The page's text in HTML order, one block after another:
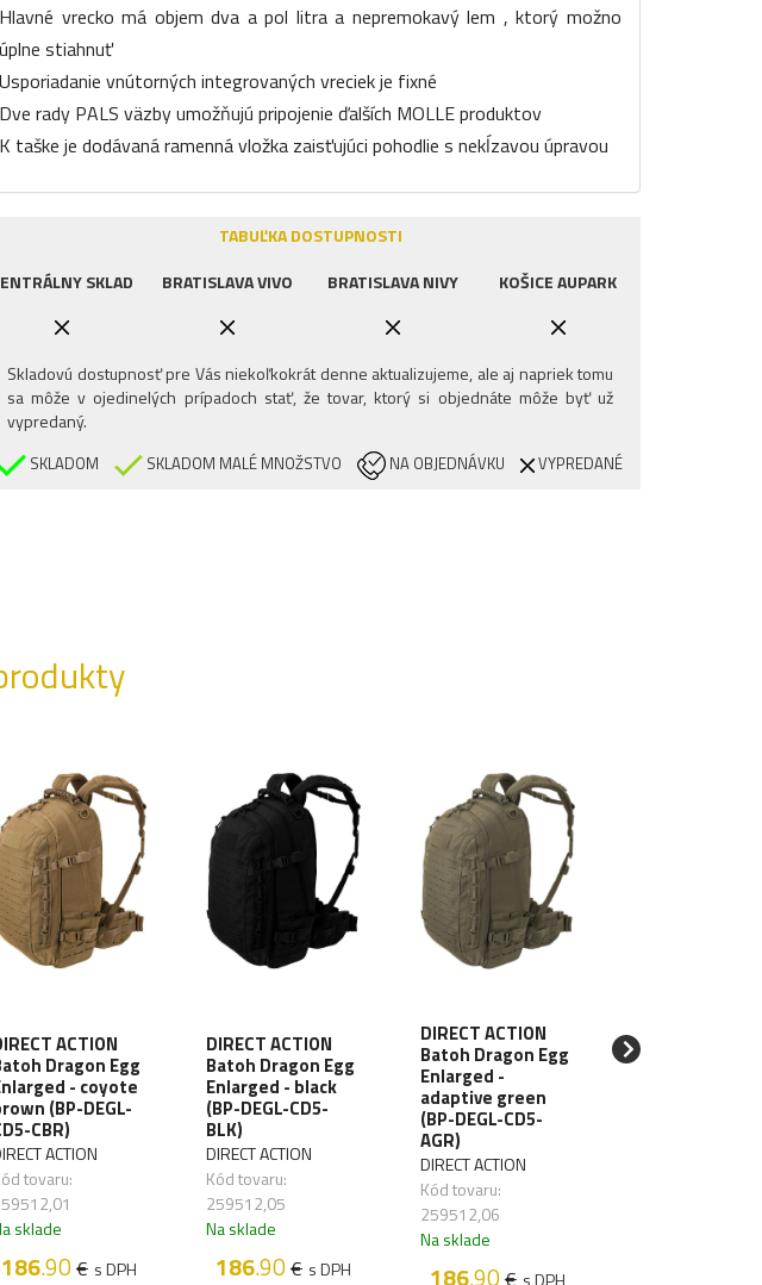
Hlavné vrecko má objem dva a pol litra a nepremokavý lem , ktorý možno
úplne stiahnuť
Usporiadanie vnútorných integrovaných vreciek je fixné
Dve rady PALS väzby umožňujú pripojenie ďalších MOLLE produktov
K taške je dodávaná ramenná vložka zaisťujúci pohodlie s nekĺzavou úpravou
TABUĽKA DOSTUPNOSTI
SKLAD
BRATISLAVA VIVO BRATISLAVA NIVY KOŠICE AUPARK
Skladovú dostupnosť pre Vás niekoľkokrát denne aktualizujeme, ale aj napriek tomu
sa môže v ojedinelých prípadoch stať, že tovar, ktorý si objednáte môže byť už
vypredaný.
SKLADOM SKLADOM MALÉ MNOŽSTVO NA OBJEDNÁVKU VYPREDANÉ
ACTION
Dragon Egg
- coyote
(BP-DEGL-
CBR)
ACTION
tovaru:
sklade
186.90€ s DPH
DIRECT ACTION
Batoh Dragon Egg
Enlarged - black
(BP-DEGL-CD5-
BLK)
DIRECT ACTION
Kód tovaru:
259512,05
Na sklade
186.90€ s DPH
DIRECT ACTION
Batoh Dragon Egg
Enlarged -
adaptive green
(BP-DEGL-CD5-
AGR)
DIRECT ACTION
Kód tovaru:
259512,06
Na sklade
186.90€ s DPH
WISPORT